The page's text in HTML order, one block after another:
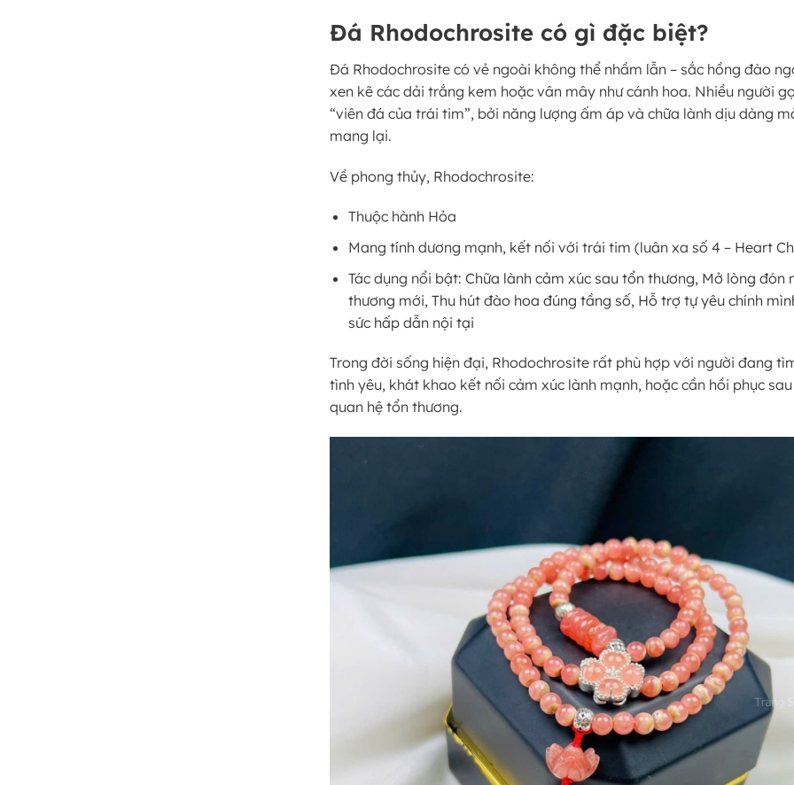
Đá Rhodochrosite có gì đặc biệt?
Đá Rhodochrosite có vẻ ngoài không thể nhầm lẫn – sắc hồng đào
xen kẽ các dải trắng kem hoặc vân mây như cánh hoa. Nhiều người
“viên đá của trái tim”, bởi năng lượng ấm áp và chữa lành dịu dàng
mang lại.
Về phong thủy, Rhodochrosite:
Thuộc hành Hỏa
Mang tính dương mạnh, kết nối với trái tim (luân xa số 4 – Heart
Tác dụng nổi bật: Chữa lành cảm xúc sau tổn thương, Mở lòng đón
thương mới, Thu hút đào hoa đúng tầng số, Hỗ trợ tự yêu chính
sức hấp dẫn nội tại
Trong đời sống hiện đại, Rhodochrosite rất phù hợp với người đang
tình yêu, khát khao kết nối cảm xúc lành mạnh, hoặc cần hồi phục
quan hệ tổn thương.